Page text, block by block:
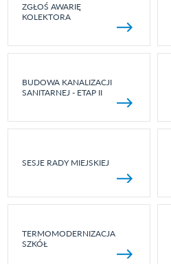
ZGŁOŚ AWARIĘ
KOLEKTORA
BUDOWA KANALIZACJI
SANITARNEJ - ETAP II
SESJE RADY MIEJSKIEJ
TERMOMODERNIZACJA
SZKÓŁ